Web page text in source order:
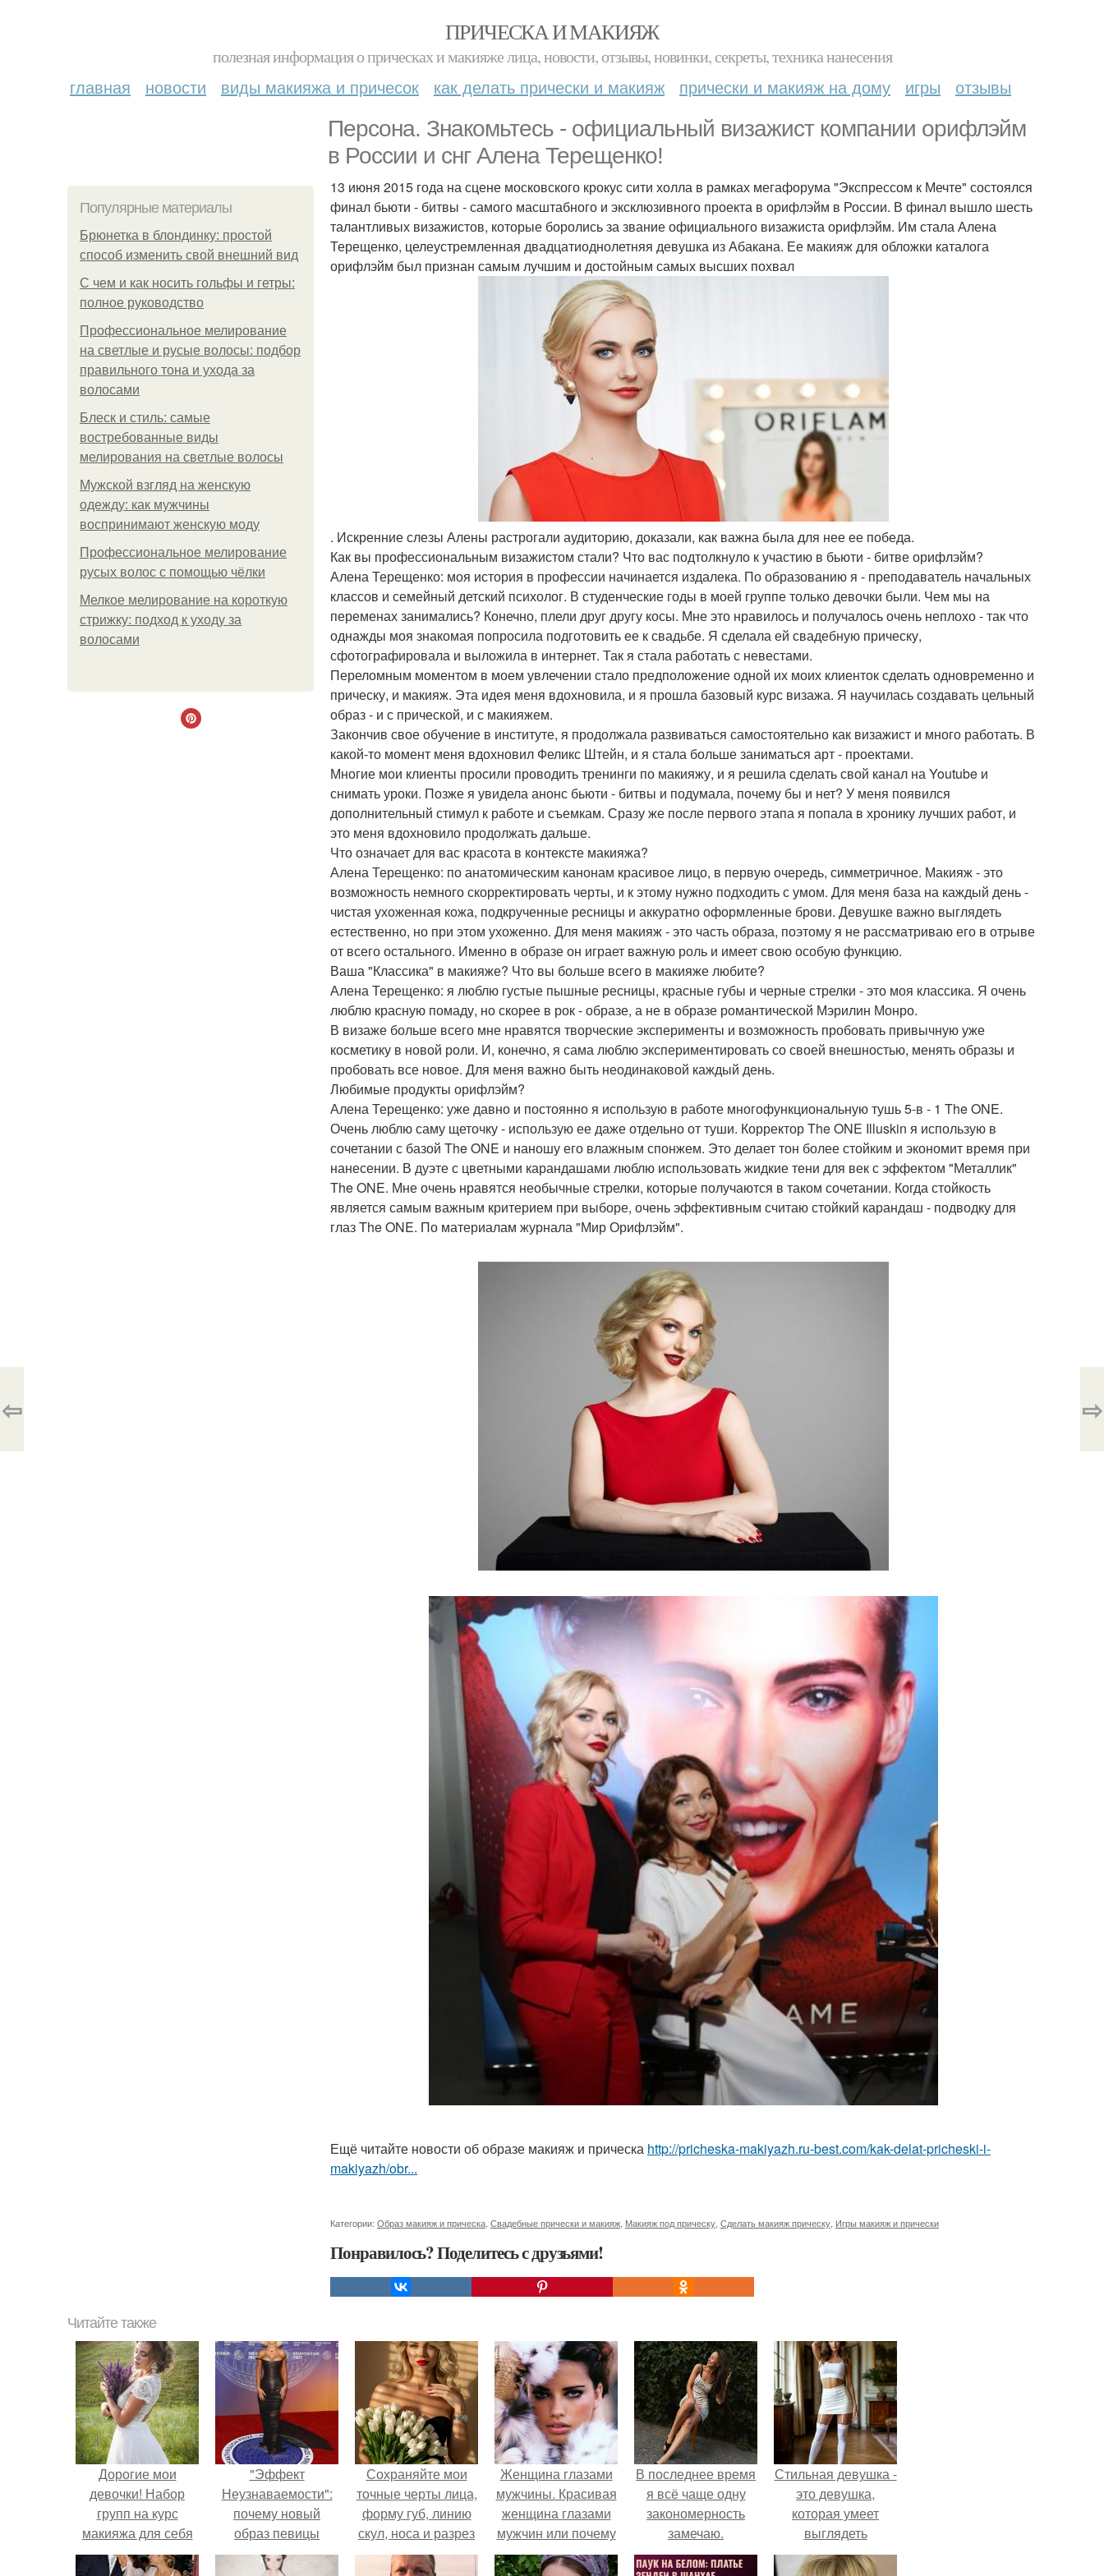
ПРИЧЕСКА И МАКИЯЖ
полезная информация о прическах и макияже лица, новости, отзывы, новинки, секреты, техника нанесения
главная новости виды макияжа и причесок как делать прически и макияж прически и макияж на дому игры отзывы
Персона. Знакомьтесь - официальный визажист компании орифлэйм
в России и снг Алена Терещенко!
Популярные материалы
Брюнетка в блондинку: простой
способ изменить свой внешний вид
С чем и как носить гольфы и гетры:
полное руководство
Профессиональное мелирование
на светлые и русые волосы: подбор
правильного тона и ухода за
волосами
Блеск и стиль: самые
востребованные виды
мелирования на светлые волосы
Мужской взгляд на женскую
одежду: как мужчины
воспринимают женскую моду
Профессиональное мелирование
русых волос с помощью чёлки
Мелкое мелирование на короткую
стрижку: подход к уходу за
волосами
13 июня 2015 года на сцене московского крокус сити холла в рамках мегафорума "Экспрессом к Мечте" состоялся
финал бьюти - битвы - самого масштабного и эксклюзивного проекта в орифлэйм в России. В финал вышло шесть
талантливых визажистов, которые боролись за звание официального визажиста орифлэйм. Им стала Алена
Терещенко, целеустремленная двадцатиоднолетняя девушка из Абакана. Ее макияж для обложки каталога
орифлэйм был признан самым лучшим и достойным самых высших похвал
. Искренние слезы Алены растрогали аудиторию, доказали, как важна была для нее ее победа.
Как вы профессиональным визажистом стали? Что вас подтолкнуло к участию в бьюти - битве орифлэйм?
Алена Терещенко: моя история в профессии начинается издалека. По образованию я - преподаватель начальных
классов и семейный детский психолог. В студенческие годы в моей группе только девочки были. Чем мы на
переменах занимались? Конечно, плели друг другу косы. Мне это нравилось и получалось очень неплохо - так что
однажды моя знакомая попросила подготовить ее к свадьбе. Я сделала ей свадебную прическу,
сфотографировала и выложила в интернет. Так я стала работать с невестами.
Переломным моментом в моем увлечении стало предположение одной их моих клиенток сделать одновременно и
прическу, и макияж. Эта идея меня вдохновила, и я прошла базовый курс визажа. Я научилась создавать цельный
образ - и с прической, и с макияжем.
Закончив свое обучение в институте, я продолжала развиваться самостоятельно как визажист и много работать. В
какой-то момент меня вдохновил Феликс Штейн, и я стала больше заниматься арт - проектами.
Многие мои клиенты просили проводить тренинги по макияжу, и я решила сделать свой канал на Youtube и
снимать уроки. Позже я увидела анонс бьюти - битвы и подумала, почему бы и нет? У меня появился
дополнительный стимул к работе и съемкам. Сразу же после первого этапа я попала в хронику лучших работ, и
это меня вдохновило продолжать дальше.
Что означает для вас красота в контексте макияжа?
Алена Терещенко: по анатомическим канонам красивое лицо, в первую очередь, симметричное. Макияж - это
возможность немного скорректировать черты, и к этому нужно подходить с умом. Для меня база на каждый день -
чистая ухоженная кожа, подкрученные ресницы и аккуратно оформленные брови. Девушке важно выглядеть
естественно, но при этом ухоженно. Для меня макияж - это часть образа, поэтому я не рассматриваю его в отрыве
от всего остального. Именно в образе он играет важную роль и имеет свою особую функцию.
Ваша "Классика" в макияже? Что вы больше всего в макияже любите?
Алена Терещенко: я люблю густые пышные ресницы, красные губы и черные стрелки - это моя классика. Я очень
люблю красную помаду, но скорее в рок - образе, а не в образе романтической Мэрилин Монро.
В визаже больше всего мне нравятся творческие эксперименты и возможность пробовать привычную уже
косметику в новой роли. И, конечно, я сама люблю экспериментировать со своей внешностью, менять образы и
пробовать все новое. Для меня важно быть неодинаковой каждый день.
Любимые продукты орифлэйм?
Алена Терещенко: уже давно и постоянно я использую в работе многофункциональную тушь 5-в - 1 The ONE.
Очень люблю саму щеточку - использую ее даже отдельно от туши. Корректор The ONE Illuskin я использую в
сочетании с базой The ONE и наношу его влажным спонжем. Это делает тон более стойким и экономит время при
нанесении. В дуэте с цветными карандашами люблю использовать жидкие тени для век с эффектом "Металлик"
The ONE. Мне очень нравятся необычные стрелки, которые получаются в таком сочетании. Когда стойкость
является самым важным критерием при выборе, очень эффективным считаю стойкий карандаш - подводку для
глаз The ONE. По материалам журнала "Мир Орифлэйм".
Ещё читайте новости об образе макияж и прическа http://pricheska-makiyazh.ru-best.com/kak-delat-pricheski-i-
makiyazh/obr...
Категории: Образ макияж и прическа Свадебные прически и макияж Макияж под прическу Сделать макияж прическу Игры макияж и прически
Понравилось? Поделитесь с друзьями!
⇦ ⇨
Читайте также
Дорогие мои
девочки! Набор
групп на курс
макияжа для себя
открыт! В декабре -
"Эффект
Неузнаваемости":
почему новый
образ певицы
вызвал споры о
Сохраняйте мои
точные черты лица,
форму губ, линию
скул, носа и разрез
глаз.
Женщина глазами
мужчины. Красивая
женщина глазами
мужчин или почему
так важно
В последнее время
я всё чаще одну
закономерность
замечаю.
Стильная девушка -
это девушка,
которая умеет
выглядеть
привлекательно и